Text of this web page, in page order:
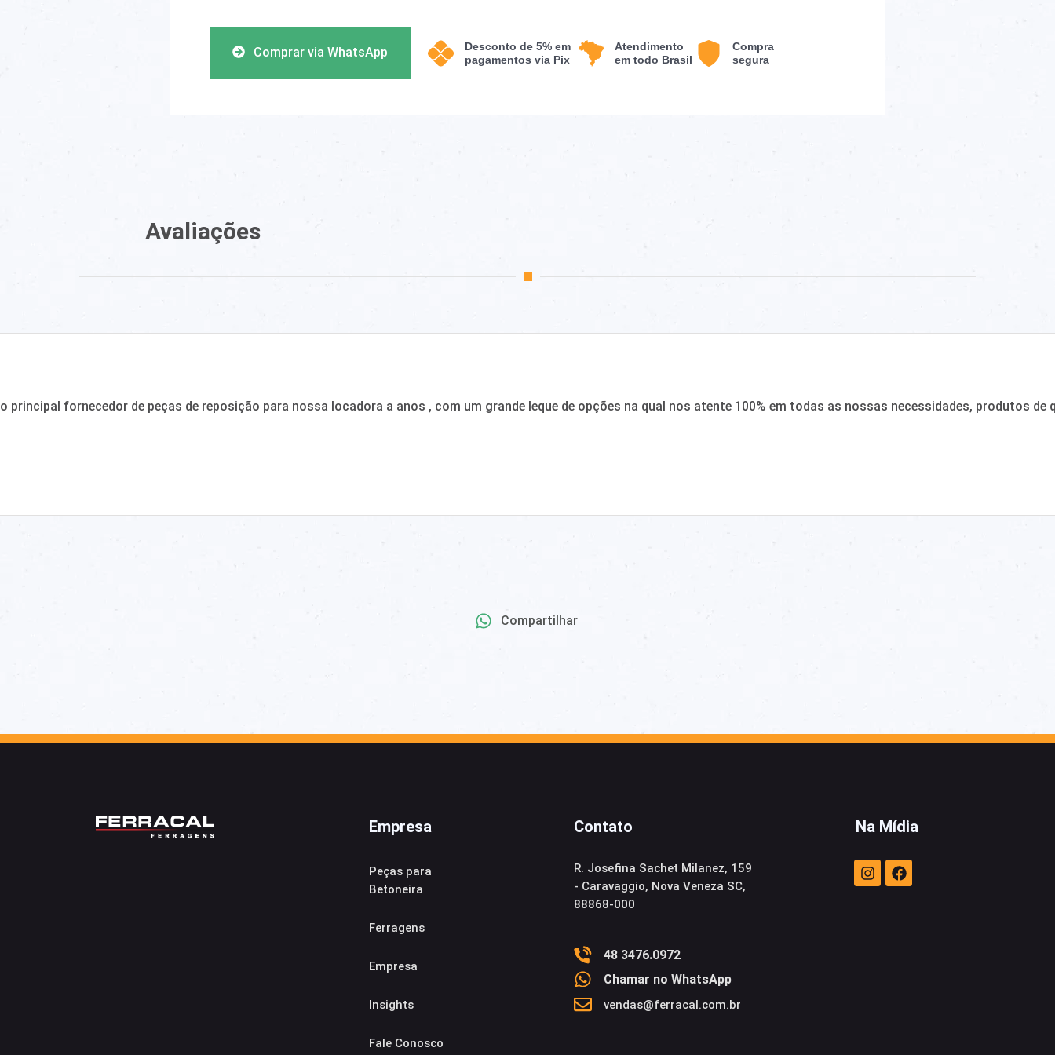
Comprar via WhatsApp
Desconto de 5% em
pagamentos via Pix
Atendimento
em todo Brasil
Compra
segura
Avaliações
fornecedor de peças de reposição para nossa locadora a anos , com um grande leque de opções na qual nos atente 100% em todas as nossas necessidades, produtos de
Compartilhar
Empresa
Peças para
Betoneira
Ferragens
Empresa
Insights​
Fale Conosco
Contato
R. Josefina Sachet Milanez, 159
- Caravaggio, Nova Veneza SC,
88868-000
48 3476.0972
Chamar no WhatsApp
vendas@ferracal.com.br
Na Mídia